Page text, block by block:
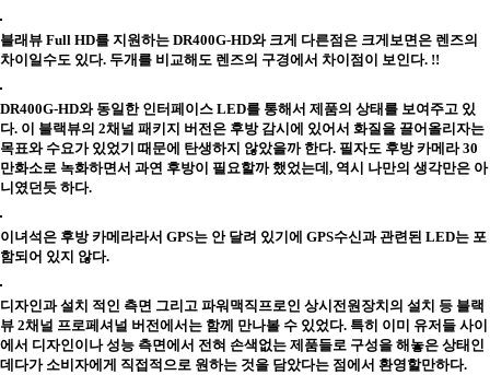
블래뷰 Full HD를 지원하는 DR400G-HD와 크게 다른점은 크게보면은 렌즈의
차이일수도 있다. 두개를 비교해도 렌즈의 구경에서 차이점이 보인다. !!
DR400G-HD와 동일한 인터페이스 LED를 통해서 제품의 상태를 보여주고 있
다. 이 블랙뷰의 2채널 패키지 버전은 후방 감시에 있어서 화질을 끌어올리자는
목표와 수요가 있었기 때문에 탄생하지 않았을까 한다. 필자도 후방 카메라 30
만화소로 녹화하면서 과연 후방이 필요할까 했었는데, 역시 나만의 생각만은 아
니였던듯 하다.
이녀석은 후방 카메라라서 GPS는 안 달려 있기에 GPS수신과 관련된 LED는 포
함되어 있지 않다.
디자인과 설치 적인 측면 그리고 파워맥직프로인 상시전원장치의 설치 등 블랙
뷰 2채널 프로페셔널 버전에서는 함께 만나볼 수 있었다. 특히 이미 유저들 사이
에서 디자인이나 성능 측면에서 전혀 손색없는 제품들로 구성을 해놓은 상태인
데다가 소비자에게 직접적으로 원하는 것을 담았다는 점에서 환영할만하다.